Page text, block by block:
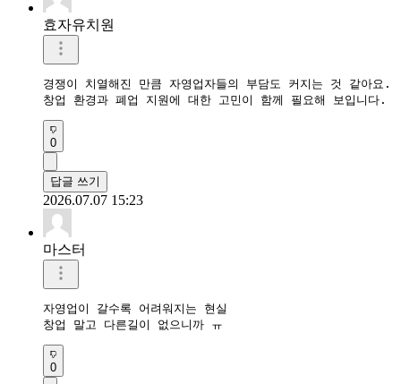
효자유치원
경쟁이 치열해진 만큼 자영업자들의 부담도 커지는 것 같아요.
0
답글 쓰기
2026.07.07 15:23
마스터
자영업이 갈수록 어려워지는 현실
창업 말고 다른길이 없으니까 ㅠ
0